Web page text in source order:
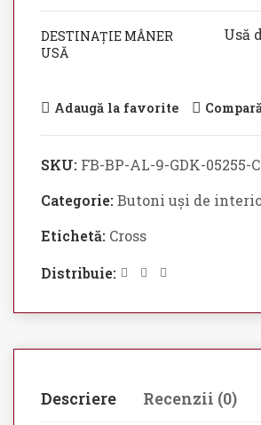
DESTINAȚIE MÂNER
USĂ
Usă
Adaugă la favorite
SKU: FB-BP-AL-9-GDK-05255-
Categorie:Butoni uși de
Etichetă: Cross
Distribuie:
Descriere Recenzii (0)